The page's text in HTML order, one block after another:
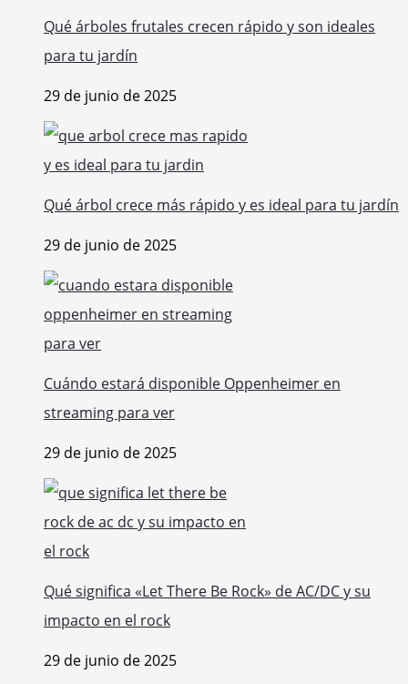
Qué árboles frutales crecen rápido y son ideales
para tu jardín
29 de junio de 2025
Qué árbol crece más rápido y es ideal para tu jardín
29 de junio de 2025
Cuándo estará disponible Oppenheimer en
streaming para ver
29 de junio de 2025
Qué significa «Let There Be Rock» de AC/DC y su
impacto en el rock
29 de junio de 2025